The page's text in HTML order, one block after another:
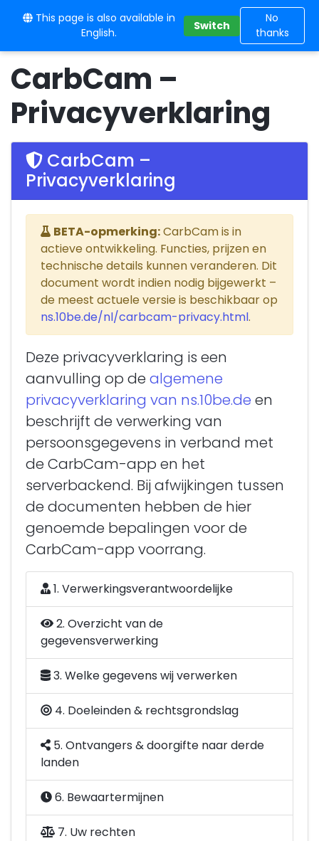
This page is also available in
English.
Switch
No
thanks
10BE
CarbCam –
Privacyverklaring
CarbCam –
Privacyverklaring
BETA-opmerking:CarbCam is in
actieve ontwikkeling. Functies, prijzen en
technische details kunnen veranderen. Dit
document wordt indien nodig bijgewerkt –
de meest actuele versie is beschikbaar op
ns.10be.de/nl/carbcam-privacy.html.
Deze privacyverklaring is een
aanvulling op de algemene
privacyverklaring van ns.10be.de en
beschrijft de verwerking van
persoonsgegevens in verband met
de CarbCam-app en het
serverbackend. Bij afwijkingen tussen
de documenten hebben de hier
genoemde bepalingen voor de
CarbCam-app voorrang.
1. Verwerkingsverantwoordelijke
2. Overzicht van de
gegevensverwerking
3. Welke gegevens wij verwerken
4. Doeleinden & rechtsgrondslag
5. Ontvangers & doorgifte naar derde
landen
6. Bewaartermijnen
7. Uw rechten